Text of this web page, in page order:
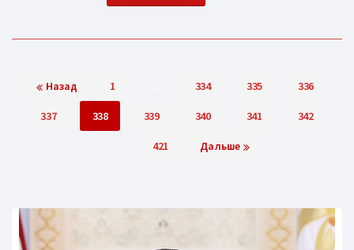
Назад 1 334 335 336
337 338 339 340 341 342
421 Дальше